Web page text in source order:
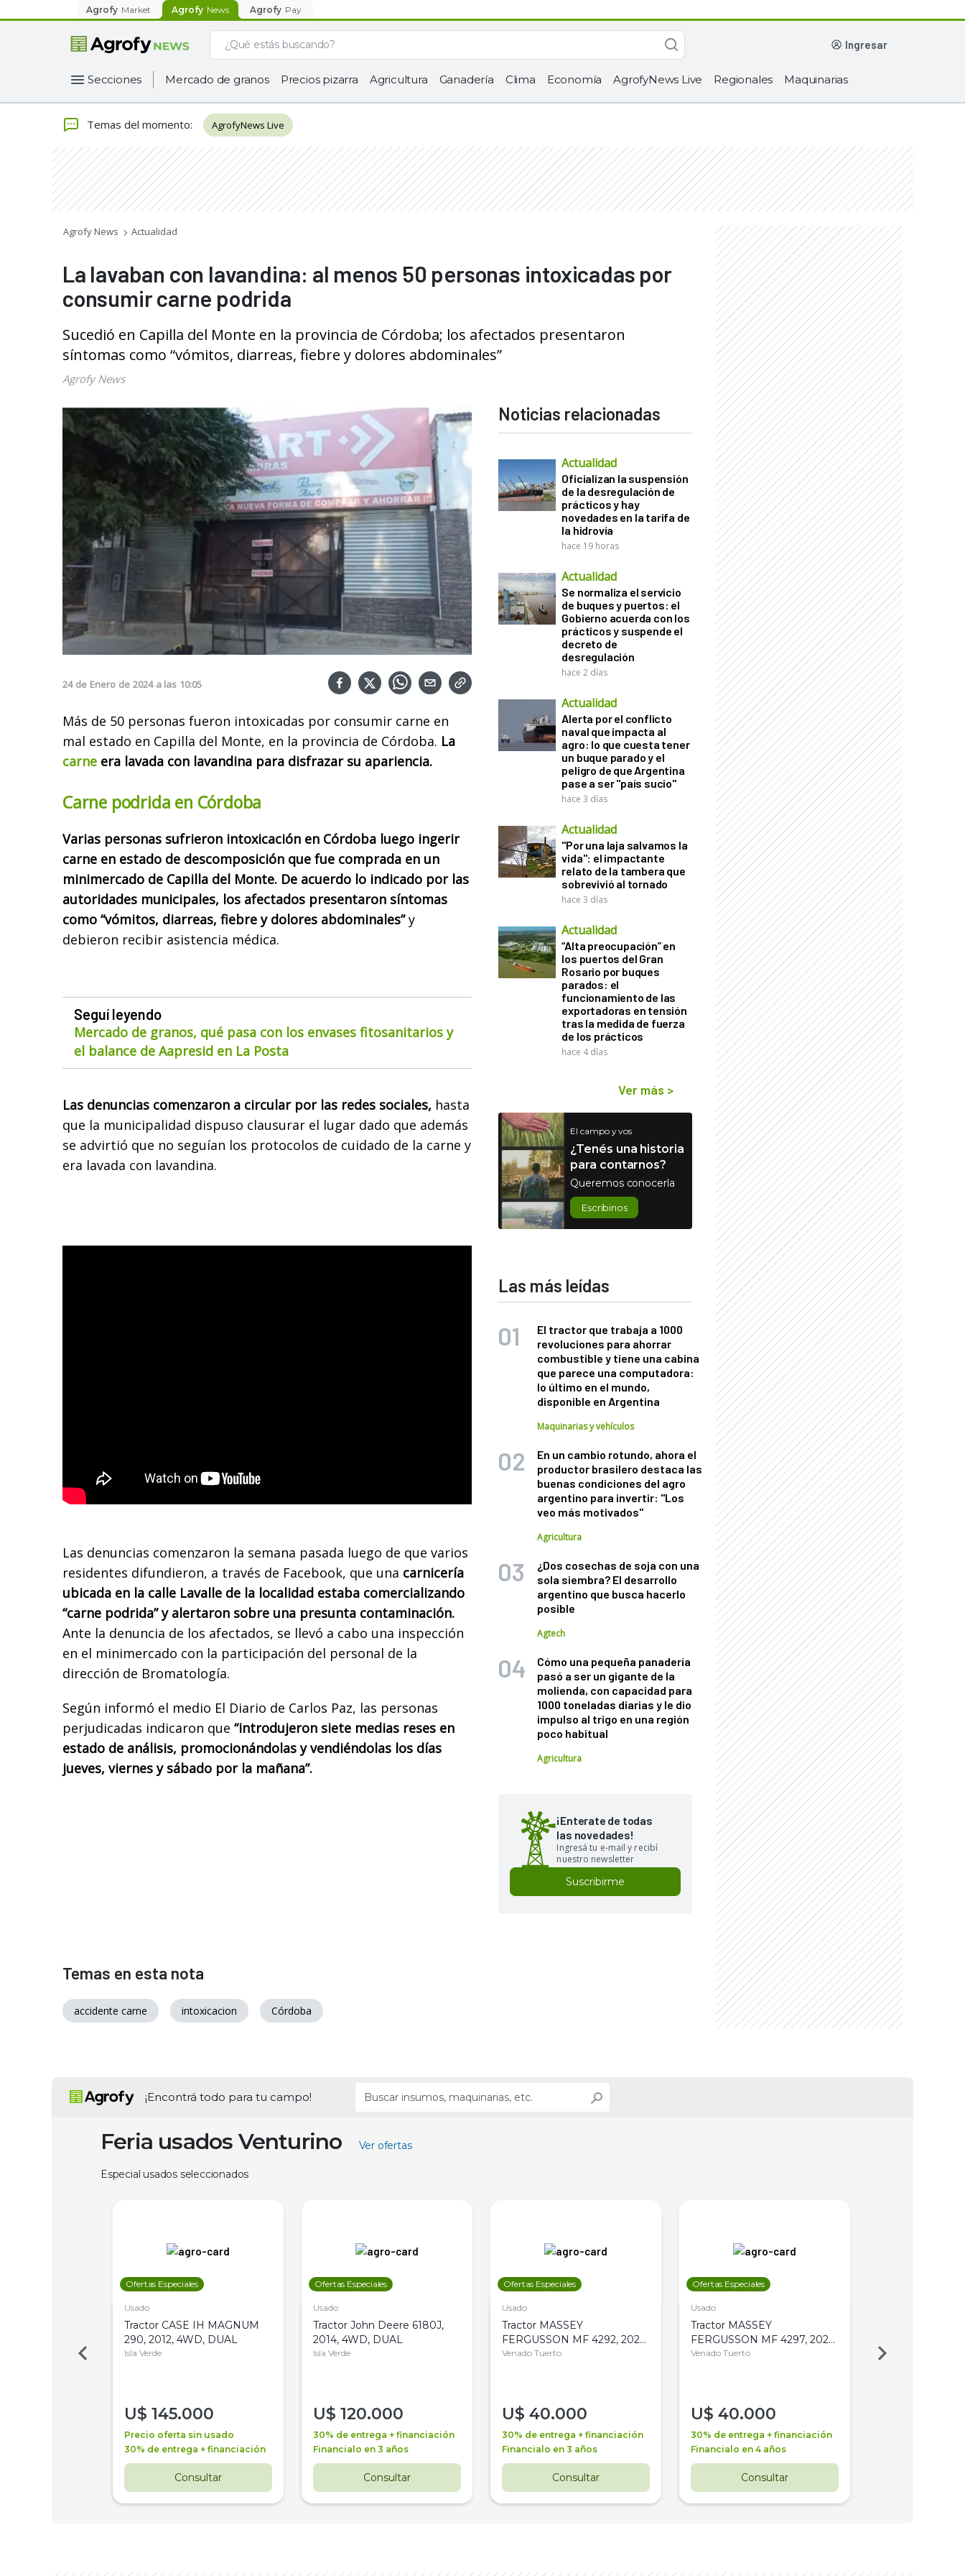
Agrofy Market Agrofy News Agrofy Pay
ingresar
Secciones Mercado de granos Precios pizarra Agricultura Ganadería Clima Economía AgrofyNews Live Regionales Maquinarias
Temas del momento: AgrofyNews Live
Agrofy News Actualidad
La lavaban con lavandina: al menos 50 personas intoxicadas por
consumir carne podrida
Sucedió en Capilla del Monte en la provincia de Córdoba; los afectados presentaron
síntomas como “vómitos, diarreas, fiebre y dolores abdominales”
Agrofy News
24 de Enero de 2024 a las 10:05
Más de 50 personas fueron intoxicadas por consumir carne en
mal estado en Capilla del Monte, en la provincia de Córdoba. La
carne era lavada con lavandina para disfrazar su apariencia.
Carne podrida en Córdoba
Varias personas sufrieron intoxicación en Córdoba luego ingerir
carne en estado de descomposición que fue comprada en un
minimercado de Capilla del Monte. De acuerdo lo indicado por las
autoridades municipales, los afectados presentaron síntomas
como “vómitos, diarreas, fiebre y dolores abdominales”y
debieron recibir asistencia médica.
Seguí leyendo
Mercado de granos, qué pasa con los envases fitosanitarios y
el balance de Aapresid en La Posta
Las denuncias comenzaron a circular por las redes sociales, hasta
que la municipalidad dispuso clausurar el lugar dado que además
se advirtió que no seguían los protocolos de cuidado de la carne y
era lavada con lavandina.
Las denuncias comenzaron la semana pasada luego de que varios
residentes difundieron, a través de Facebook, que una carnicería
ubicada en la calle Lavalle de la localidad estaba comercializando
“carne podrida” y alertaron sobre una presunta contaminación.
Ante la denuncia de los afectados, se llevó a cabo una inspección
en el minimercado con la participación del personal de la
dirección de Bromatología.
Según informó el medio El Diario de Carlos Paz, las personas
perjudicadas indicaron que “introdujeron siete medias reses en
estado de análisis, promocionándolas y vendiéndolas los días
jueves, viernes y sábado por la mañana”.
Noticias relacionadas
Actualidad
Oficializan la suspensión
de la desregulación de
prácticos y hay
novedades en la tarifa de
la hidrovía
hace 19 horas
Actualidad
Se normaliza el servicio
de buques y puertos: el
Gobierno acuerda con los
prácticos y suspende el
decreto de
desregulación
hace 2 días
Actualidad
Alerta por el conflicto
naval que impacta al
agro: lo que cuesta tener
un buque parado y el
peligro de que Argentina
pase a ser "país sucio"
hace 3 días
Actualidad
"Por una laja salvamos la
vida": el impactante
relato de la tambera que
sobrevivió al tornado
hace 3 días
Actualidad
“Alta preocupación” en
los puertos del Gran
Rosario por buques
parados: el
funcionamiento de las
exportadoras en tensión
tras la medida de fuerza
de los prácticos
hace 4 días
Ver más >
El campo y vos
¿Tenés una historia
para contarnos?
Queremos conocerla
Escribinos
Las más leídas
El tractor que trabaja a 1000
revoluciones para ahorrar
combustible y tiene una cabina
que parece una computadora:
lo último en el mundo,
disponible en Argentina
Maquinarias y vehículos
En un cambio rotundo, ahora el
productor brasilero destaca las
buenas condiciones del agro
argentino para invertir: "Los
veo más motivados"
Agricultura
¿Dos cosechas de soja con una
sola siembra? El desarrollo
argentino que busca hacerlo
posible
Agtech
Cómo una pequeña panadería
pasó a ser un gigante de la
molienda, con capacidad para
1000 toneladas diarias y le dio
impulso al trigo en una región
poco habitual
Agricultura
¡Enterate de todas
las novedades!
Ingresá tu e-mail y recibí
nuestro newsletter
Suscribirme
Temas en esta nota
accidente carne intoxicacion Córdoba
¡Encontrá todo para tu campo!
Feria usados Venturino Ver ofertas
Especial usados seleccionados
Ofertas Especiales
Usado
Tractor CASE IH MAGNUM
290, 2012, 4WD, DUAL
Isla Verde
U$ 145.000
Precio oferta sin usado
30% de entrega + financiación
Consultar
Ofertas Especiales
Usado
Tractor John Deere 6180J,
2014, 4WD, DUAL
Isla Verde
U$ 120.000
30% de entrega + financiación
Financialo en 3 años
Consultar
Ofertas Especiales
Usado
Tractor MASSEY
FERGUSSON MF 4292, 2020,
4WD, PATON
Venado Tuerto
U$ 40.000
30% de entrega + financiación
Financialo en 3 años
Consultar
Ofertas Especiales
Usado
Tractor MASSEY
FERGUSSON MF 4297, 2020,
4WD, PATON
Venado Tuerto
U$ 40.000
30% de entrega + financiación
Financialo en 4 años
Consultar
Venado Tuerto